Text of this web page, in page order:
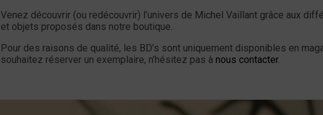
Venez découvrir (ou redécouvrir) l’univers de Michel Vaillant grâce aux
et objets proposés dans notre boutique.
Pour des raisons de qualité, les BD’s sont uniquement disponibles en
souhaitez réserver un exemplaire, n’hésitez pas à nous contacter.